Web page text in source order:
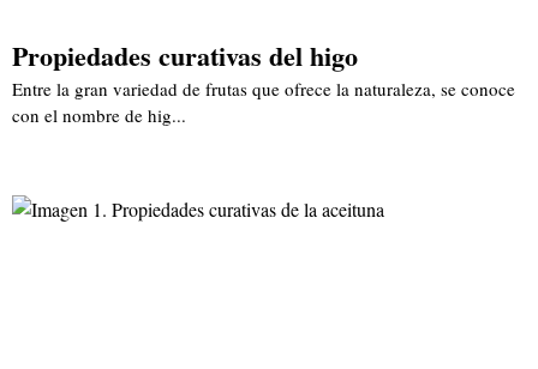
Propiedades curativas del higo
Entre la gran variedad de frutas que ofrece la naturaleza, se conoce
con el nombre de hig...